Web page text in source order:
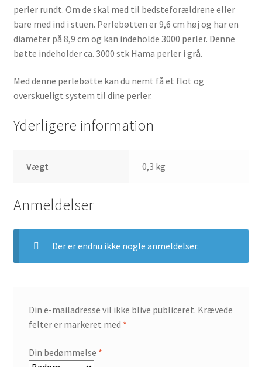
perler rundt. Om de skal med til bedsteforældrene eller
bare med ind i stuen. Perlebøtten er 9,6 cm høj og har en
diameter på 8,9 cm og kan indeholde 3000 perler. Denne
bøtte indeholder ca. 3000 stk Hama perler i grå.
Med denne perlebøtte kan du nemt få et flot og
overskueligt system til dine perler.
Yderligere information
Vægt 0,3 kg
Anmeldelser
Der er endnu ikke nogle anmeldelser.
Din e-mailadresse vil ikke blive publiceret. Krævede
felter er markeret med *
Din bedømmelse *